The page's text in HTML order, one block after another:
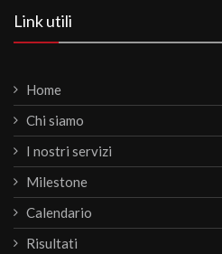
Link utili
Home
Chi siamo
I nostri servizi
Milestone
Calendario
Risultati